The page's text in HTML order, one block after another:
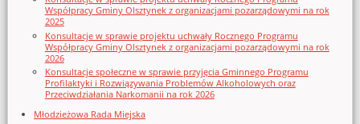
Współpracy Gminy Olsztynek z organizacjami pozarządowymi na rok
2025
Konsultacje w sprawie projektu uchwały Rocznego Programu
Współpracy Gminy Olsztynek z organizacjami pozarządowymi na rok
2026
Konsultacje społeczne w sprawie przyjęcia Gminnego Programu
Profilaktyki i Rozwiązywania Problemów Alkoholowych oraz
Przeciwdziałania Narkomanii na rok 2026
Młodzieżowa Rada Miejska